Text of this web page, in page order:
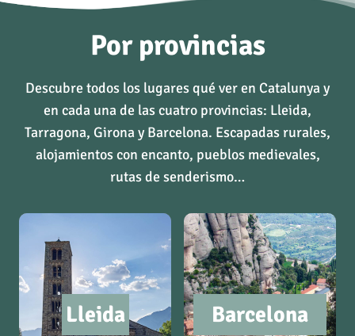
Por provincias
Descubre todos los lugares qué ver en Catalunya y
en cada una de las cuatro provincias: Lleida,
Tarragona, Girona y Barcelona. Escapadas rurales,
alojamientos con encanto, pueblos medievales,
rutas de senderismo…
Lleida Barcelona